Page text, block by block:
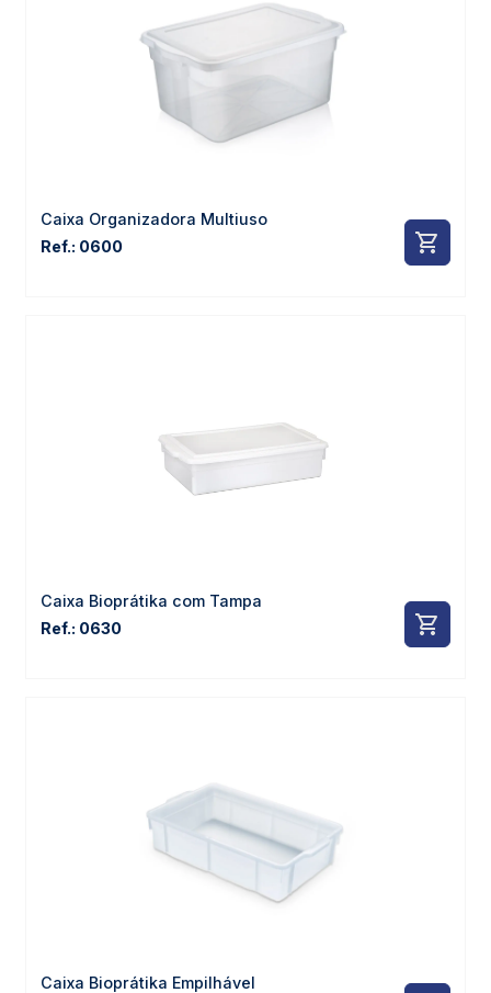
Caixa Organizadora Multiuso
Ref.: 0600
Caixa Bioprátika com Tampa
Ref.: 0630
Caixa Bioprátika Empilhável